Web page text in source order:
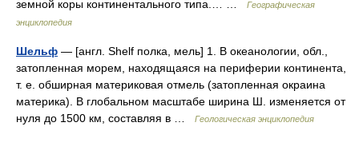
земной коры континентального типа.… …
Географическая
энциклопедия
Шельф — [англ. Shelf полка, мель] 1. В океанологии, обл.,
затопленная морем, находящаяся на периферии континента,
т. е. обширная материковая отмель (затопленная окраина
материка). В глобальном масштабе ширина Ш. изменяется от
нуля до 1500 км, составляя в …
Геологическая энциклопедия